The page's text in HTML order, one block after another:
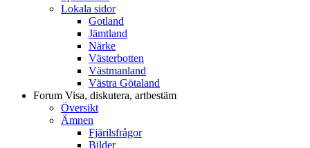
Lokala sidor
Gotland
Jämtland
Närke
Västerbotten
Västmanland
Västra Götaland
Forum Visa, diskutera, artbestäm
Översikt
Ämnen
Fjärilsfrågor
Bilder